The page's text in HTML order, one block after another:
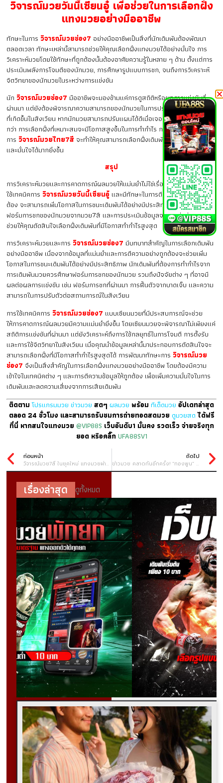
วิจารณ์มวยวันนี้เซียนอู๋ เพื่อช่วยในการเลือกฝั่ง
แทงมวยอย่างมืออาชีพ
ทักษะในการ วิจารณ์มวยช่อง7 อย่างมืออาชีพเป็นสิ่งที่นักเดิมพันต้องพัฒนา
ตลอดเวลา ทักษะเหล่านี้สามารถช่วยให้คุณเลือกฝั่งแทงมวยได้อย่างมั่นใจ การ
วิเคราะห์มวยโดยใช้ทักษะที่ถูกต้องนั้นต้องอาศัยความรู้ในหลาย ๆ ด้าน ตั้งแต่การ
ประเมินพลังการโจมตีของนักมวย, การศึกษารูปแบบการชก, จนถึงการวิเคราะห์
จิตวิทยาของนักมวยในระหว่างการแข่งขัน
นัก วิจารณ์มวยช่อง7 มืออาชีพจะมองข้ามแค่การดูสถิติหรือผลการแข่งขันที่
ผ่านมา แต่ยังต้องพิจารณาความสามารถของนักมวยในการปรับตัวต่อสถานการณ์
ที่เกิดขึ้นในสังเวียน หากนักมวยสามารถปรับแผนได้ดีเมื่อเจอคู่ต่อสู้ที่แข็งแกร่ง
กว่า การเลือกฝั่งที่เหมาะสมจะมีโอกาสสูงขึ้นในการทำกำไร การใช้ทักษะเหล่านี้ใน
การ วิจารณ์มวยไทย7สี จะทำให้คุณสามารถเลือกฝั่งเดิมพันที่มีความน่าเชื่อถือ
และมั่นใจได้มากยิ่งขึ้น
สรุป
การวิเคราะห์มวยและการคาดการณ์ผลมวยให้แม่นยำไม่ใช่เรื่องที่ง่าย แต่เมื่อคุณ
ใช้เทคนิคการ วิจารณ์มวยวันนี้เซียนอู๋ และมีทักษะในการตีความข้อมูลอย่างถูก
ต้อง จะสามารถเพิ่มโอกาสในการชนะเดิมพันได้อย่างมีประสิทธิภาพ การศึกษา
ฟอร์มการชกของนักมวยจากมวย7สี และการประเมินข้อมูลจากแหล่งต่าง ๆ จะ
ช่วยให้คุณตัดสินใจเลือกฝั่งเดิมพันที่มีโอกาสทำกำไรสูงสุด
การวิเคราะห์มวยและการ วิจารณ์มวยช่อง7 มีบทบาทสำคัญในการเลือกเดิมพัน
อย่างมืออาชีพ เนื่องจากข้อมูลที่แม่นยำและการตีความอย่างถูกต้องจะช่วยเพิ่ม
โอกาสในการชนะเดิมพันได้อย่างมีประสิทธิภาพ นักเดิมพันที่ต้องการทำกำไรจาก
การเดิมพันมวยควรศึกษาฟอร์มการชกของนักมวย รวมถึงปัจจัยต่าง ๆ ที่อาจมี
ผลต่อผลการแข่งขัน เช่น ฟอร์มการชกที่ผ่านมา การฟื้นตัวจากบาดเจ็บ และความ
สามารถในการปรับตัวต่อสถานการณ์ในสังเวียน
การใช้เทคนิคการ วิจารณ์มวยช่อง7 แบบเซียนมวยที่มีประสบการณ์จะช่วย
ให้การคาดการณ์ผลมวยมีความแม่นยำยิ่งขึ้น โดยเซียนมวยจะพิจารณาไม่เพียงแค่
สถิติการแข่งขันที่ผ่านมา แต่ยังวิเคราะห์ถึงการใช้กลยุทธ์ในการโจมตี การตั้งรับ
และการใช้จิตวิทยาในสังเวียน เมื่อคุณนำข้อมูลเหล่านี้มาประกอบการตัดสินใจจะ
สามารถเลือกฝั่งที่มีโอกาสทำกำไรสูงสุดได้ การพัฒนาทักษะการ วิจารณ์มวย
ช่อง7 จึงเป็นสิ่งสำคัญในการเลือกฝั่งแทงมวยอย่างมืออาชีพ โดยต้องมีความ
เข้าใจในเทคนิคต่าง ๆ และการตีความข้อมูลให้ถูกต้อง เพื่อเพิ่มความมั่นใจในการ
เดิมพันและลดความเสี่ยงจากการเสียเดิมพัน
ติดตาม โปรแกรมมวย ข่าวมวย สดๆ ผลมวย พร้อม ทีเด็ดมวย อัปเดทล่าสุด
ตลอด 24 ชั่วโมง และสามารถรับชมการถ่ายทอดสดมวย ดูมวยสดได้ฟรี
ที่นี่ หากสนใจแทงมวย @VIP88S เว็บอันดับ1 มั่นคง รวดเร็ว จ่ายจริงทุก
ยอด หรือคลิ๊กUFA88SV1
ก่อนหน้า
วิจารณ์มวย7สี ในยุคใหม่ แทงมวยผ่านแพลตฟอร์มออนไลน์
ถัดไป
ข่าวมวย คลาดกันอีกครั้ง! “ทองพูน” ป่วยขอถอน “อาลีฟ” ดวลมวยแทนรัสเซีย “ชามิล” ศึก ONE Fight Night 28
เรื่องล่าสุด ดูทั้งหมด